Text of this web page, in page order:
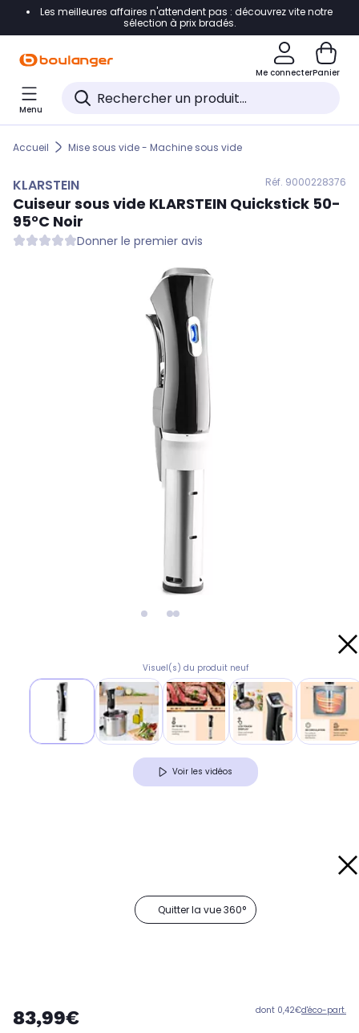
Accéder directement à la navigation
Accéder directement au pied de page
Accéder directement au chatbot
Les meilleures affaires n'attendent pas : découvrez vite notre
sélection à prix bradés.
Me connecterPanier
Menu
Accueil Mise sous vide - Machine sous vide
KLARSTEIN Réf. 9000228376
Cuiseur sous vide KLARSTEIN Quickstick 50-
95°C Noir
Donner le premier avis
Visuel(s) du produit neuf
Voir les vidéos
Quitter la vue 360°
83,99€ dont 0,42€d'éco-part.